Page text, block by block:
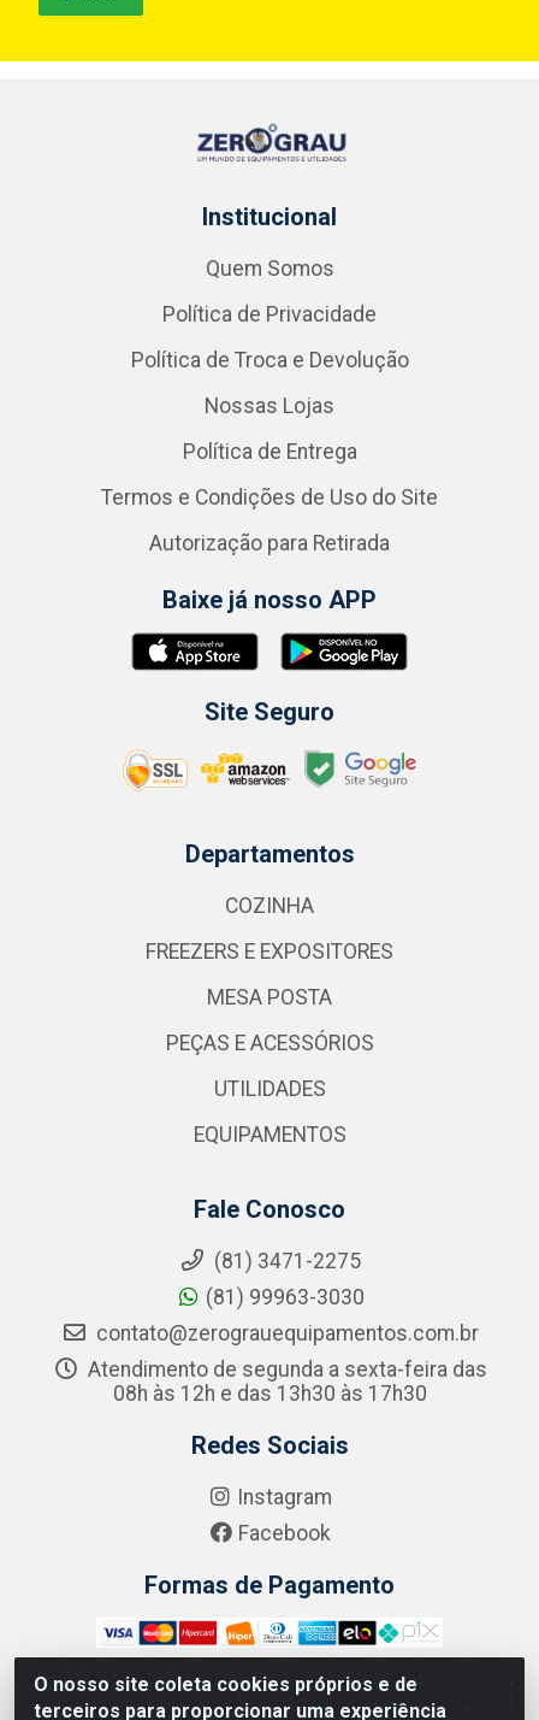
O nosso site coleta cookies próprios e de
terceiros para proporcionar uma experiência
Institucional
Quem Somos
Política de Privacidade
Política de Troca e Devolução
Nossas Lojas
Política de Entrega
Termos e Condições de Uso do Site
Autorização para Retirada
Baixe já nosso APP
Site Seguro
Departamentos
COZINHA
FREEZERS E EXPOSITORES
MESA POSTA
PEÇAS E ACESSÓRIOS
UTILIDADES
EQUIPAMENTOS
Fale Conosco
(81) 3471-2275
(81) 99963-3030
contato@zerograuequipamentos.com.br
Atendimento de segunda a sexta-feira das
08h às 12h e das 13h30 às 17h30
Redes Sociais
Instagram
Facebook
Formas de Pagamento